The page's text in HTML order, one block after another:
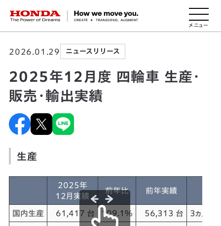
HONDA The Power of Dreams
2026.01.29 ニュースリリース
2025年12月度 四輪車 生産・
販売・輸出実績
生産
2025年
12月実績
前年比 前年実績
国内生産 61,417 台 109.1% 56,313 台 3ヵ月ぶ